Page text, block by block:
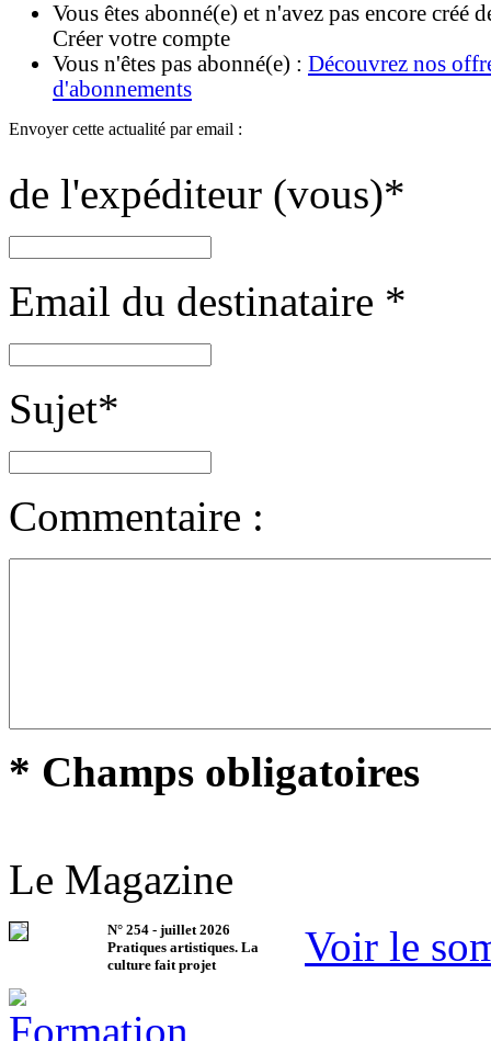
Vous êtes abonné(e) et n'avez pas encore créé
Créer votre compte
Vous n'êtes pas abonné(e) : Découvrez nos
d'abonnements
Envoyer cette actualité par email :
de l'expéditeur (vous)*
Email du destinataire *
Sujet*
Commentaire :
* Champs obligatoires
Le Magazine
N° 254 - juillet 2026
Pratiques artistiques. La
culture fait projet
Voir le